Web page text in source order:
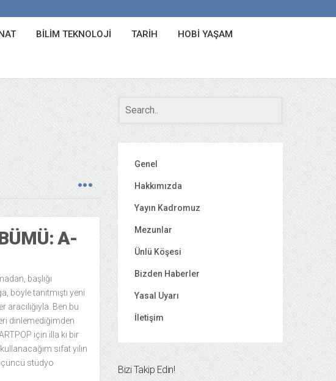
BILIM TEKNOLOJI TARIH HOBI YAŞAM
A-
başlığı
böyle tanıtmıştı yeni
Ben bu
dinlemediğimden
için illa ki bir
sıfat yılın
stüdyo
Genel
Hakkımızda
Yayın Kadromuz
Mezunlar
Ünlü Köşesi
Bizden Haberler
Yasal Uyarı
İletişim
Bizi Takip Edin!